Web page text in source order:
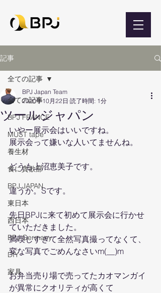
記事
全ての記事
BPJ FRANCE
MUST tape
養生材
食に貪欲部
BPJ JAPAN
東日本
西日本
BPJ Germany
DIY
家具
全ての記事
ツールジャパン
BPJ Japan Team
2020年10月22日 読了時間: 1分
いやー展示会はいいですね。
展示会って嫌いな人いてませんね。
どうも上沼恵美子です。
違うか。Sです。
先日BPJに来て初めて展示会に行かせ
ていただきました。
満喫しすぎて全然写真撮ってなくて、
変な写真でごめんなさいm(__)m
お弁当売り場で売ってたカオマンガイ
が異常にクオリティが高くて